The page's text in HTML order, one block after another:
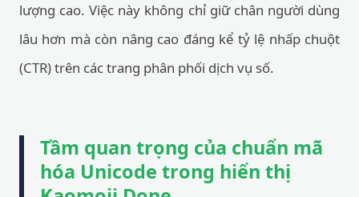
lượng cao. Việc này không chỉ giữ chân người dùng
lâu hơn mà còn nâng cao đáng kể tỷ lệ nhấp chuột
(CTR) trên các trang phân phối dịch vụ số.
Tầm quan trọng của chuẩn mã
hóa Unicode trong hiển thị